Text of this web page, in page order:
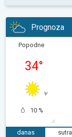
Prognoza
Popodne
34°
10 %
danas
sutra